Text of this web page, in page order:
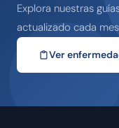
Explora nuestras
actualizado cada
Ver